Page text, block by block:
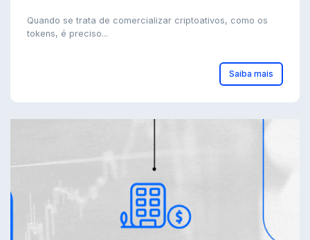
Quando se trata de comercializar criptoativos, como os
tokens, é preciso...
Saiba mais